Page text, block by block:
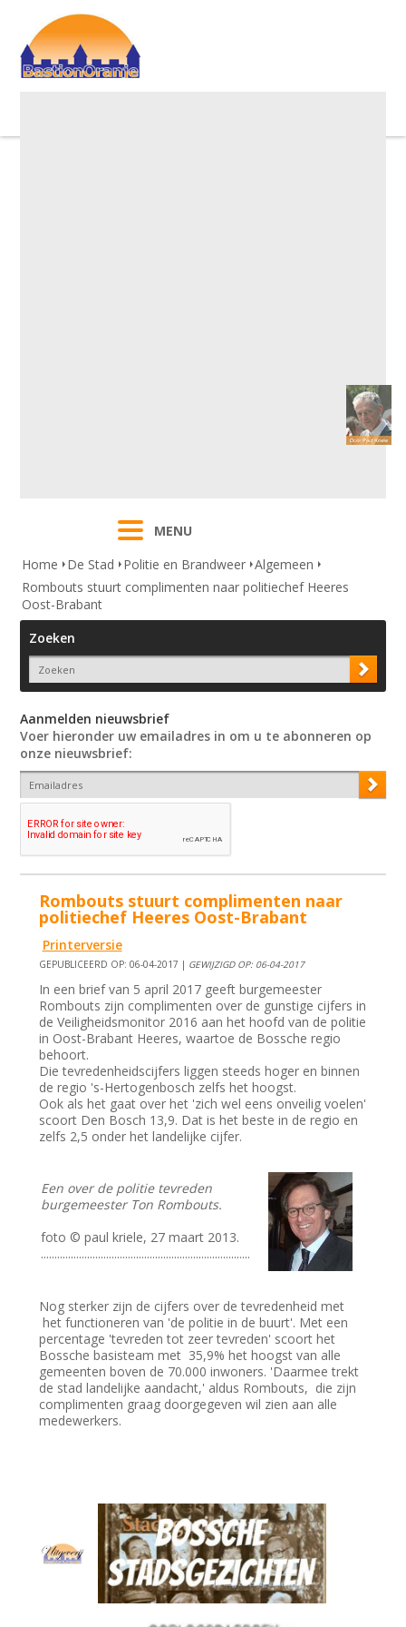
MENU
Home
De Stad Politie en Brandweer Algemeen
Rombouts stuurt complimenten naar politiechef Heeres
Oost-Brabant
Zoeken
Aanmelden nieuwsbrief
Voer hieronder uw emailadres in om u te abonneren op
onze nieuwsbrief:
Rombouts stuurt complimenten naar
politiechef Heeres Oost-Brabant
Printerversie
GEPUBLICEERD OP: 06-04-2017 | GEWIJZIGD OP: 06-04-2017
In een brief van 5 april 2017 geeft burgemeester
Rombouts zijn complimenten over de gunstige cijfers in
de Veiligheidsmonitor 2016 aan het hoofd van de politie
in Oost-Brabant Heeres, waartoe de Bossche regio
behoort.
Die tevredenheidscijfers liggen steeds hoger en binnen
de regio 's-Hertogenbosch zelfs het hoogst.
Ook als het gaat over het 'zich wel eens onveilig voelen'
scoort Den Bosch 13,9. Dat is het beste in de regio en
zelfs 2,5 onder het landelijke cijfer.
Een over de politie tevreden
burgemeester Ton Rombouts.
foto © paul kriele, 27 maart 2013.
.............................................................................
Nog sterker zijn de cijfers over de tevredenheid met
het functioneren van 'de politie in de buurt'. Met een
percentage 'tevreden tot zeer tevreden' scoort het
Bossche basisteam met 35,9% het hoogst van alle
gemeenten boven de 70.000 inwoners. 'Daarmee trekt
de stad landelijke aandacht,' aldus Rombouts, die zijn
complimenten graag doorgegeven wil zien aan alle
medewerkers.